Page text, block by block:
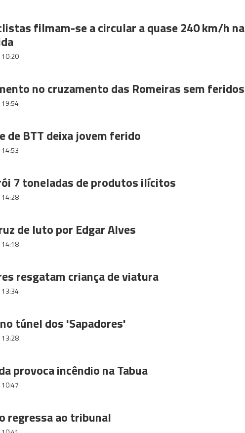
filmam-se a circular a quase 240 km/h na
10:20
no cruzamento das Romeiras sem feridos
19:54
de BTT deixa jovem ferido
14:53
7 toneladas de produtos ilícitos
14:28
de luto por Edgar Alves
14:18
resgatam criança de viatura
13:34
túnel dos 'Sapadores'
13:28
provoca incêndio na Tabua
10:47
regressa ao tribunal